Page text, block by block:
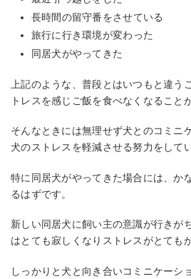
長時間の留守番をさせている
旅行に行き環境が変わった
同居犬がやってきた
上記のような、普段とはいつもと違う
トレスを感じご飯を食べなくなること
そんなときには無理せず犬とのコミニ
犬のストレスを軽減させる努力をして
特に同居犬がやってきた場合には、か
るはずです。
新しい同居犬に飼い主の意識が行きが
はとても寂しくなりストレスがとても
しっかりと犬と向き合いコミニケーシ